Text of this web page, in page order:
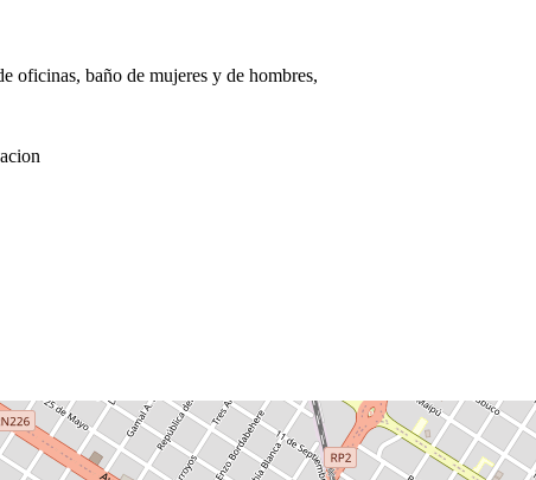
oficinas, baño de mujeres y de hombres,